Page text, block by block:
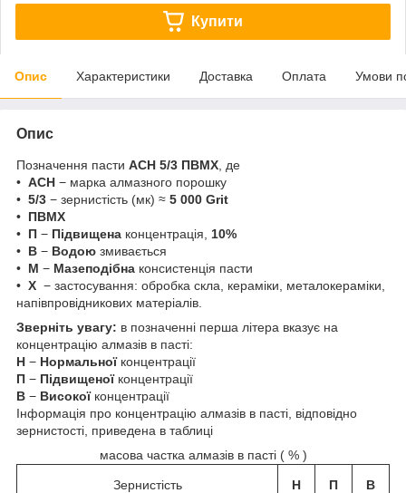
Купити
Опис Характеристики Доставка Оплата Умови
Опис
Позначення пасти АСН 5/3 ПВМХ , де
• АСН − марка алмазного порошку
• 5/3 − зернистість (мк) ≈ 5 000 Grit
• ПВМХ
• П − Підвищена концентрація, 10%
• В − Водою змивається
• М − Мазеподібна консистенція пасти
• Х − застосування: обробка скла, кераміки, металокераміки,
напівпровідникових матеріалів.
Зверніть увагу: в позначенні перша літера вказує на
концентрацію алмазів в пасті:
Н − Нормальноїконцентрації
П − Підвищеноїконцентрації
В − Високоїконцентрації
Інформація про концентрацію алмазів в пасті, відповідно
зернистості, приведена в таблиці
масова частка алмазів в пасті ( % )
Зернистість
Н
П
В